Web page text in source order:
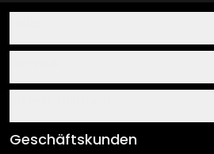
Über uns
Klebe- und Montageanleitungen
AGB
Geschäftskunden